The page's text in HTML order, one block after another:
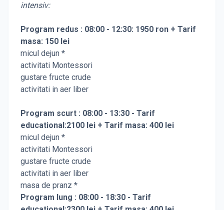
intensiv:
Program redus : 08:00 - 12:30: 1950 ron + Tarif
masa: 150 lei
micul dejun *
activitati Montessori
gustare fructe crude
activitati in aer liber
Program scurt : 08:00 - 13:30 - Tarif
educational:2100 lei + Tarif masa: 400 lei
micul dejun *
activitati Montessori
gustare fructe crude
activitati in aer liber
masa de pranz *
Program lung : 08:00 - 18:30 - Tarif